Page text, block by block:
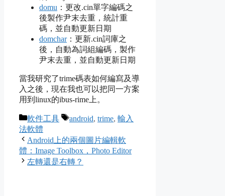
domu ：更改.cin單字編碼之
後製作尹末去重，統計重
碼，並自動更新日期
domchar：更新.cin詞庫之
後，自動為詞組編碼，製作
尹末去重，並自動更新日期
當我研究了trime碼表如何編寫及導
入之後，現在我也可以把同一方案
用到linux的ibus-rime上。
Categories
軟件工具 Tags
android, trime, 輸入
法軟體
Android上的兩個圖片編輯軟
體：Image Toolbox，Photo Editor
左轉還是右轉？